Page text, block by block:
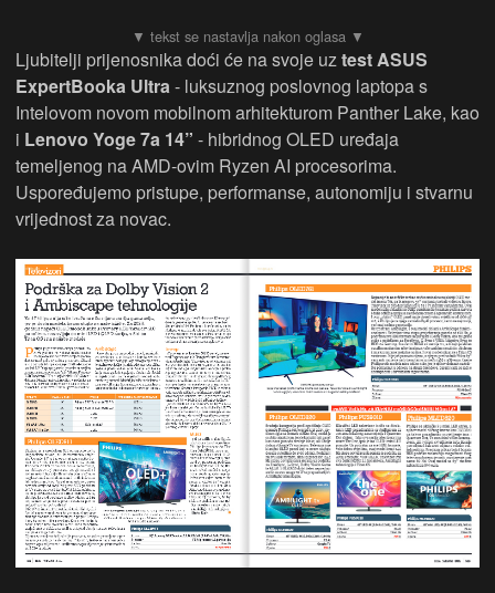
Ljubitelji prijenosnika doći će na svoje uztest ASUS
ExpertBooka Ultra- luksuznog poslovnog laptopa s
Intelovom novom mobilnom arhitekturom Panther Lake, kao
i Lenovo Yoge 7a 14” - hibridnog OLED uređaja
temeljenog na AMD-ovim Ryzen AI procesorima.
Uspoređujemo pristupe, performanse, autonomiju i stvarnu
vrijednost za novac.